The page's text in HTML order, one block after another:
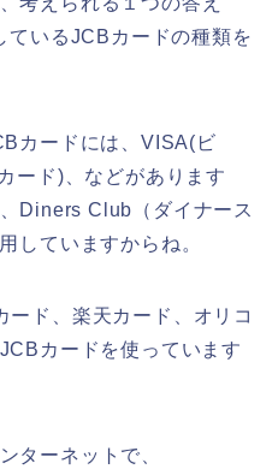
ているJCBカードの種類を
カードには、VISA(ビ
ード)、などがあります
Diners Club（ダイナース
していますからね。
ード、楽天カード、オリコ
カードを使っています
ターネットで、